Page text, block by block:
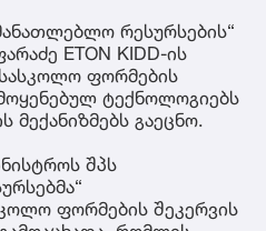
რესურსების“
ETON KIDD-ის
ფორმების
ტექნოლოგიებს
გაეცნო.
შპს
ფორმების შეკერვის